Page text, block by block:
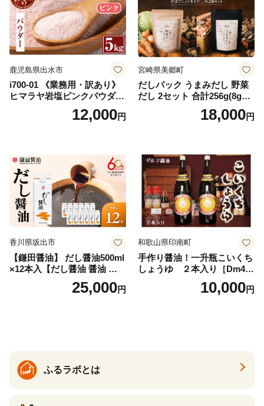
鹿児島県出水市
i700-01 《業務用・訳あり》
ヒマラヤ岩塩ピンクパウダー
タイプ(5kg) 岩塩 塩 調味料
しお 保存料不使用 天然 パウ
ティースマイル】
12,000円
宮崎県美郷町
だしパック うまみだし 野菜
だし 2セット 合計256g(8g×8
パック×2種×2セット) [岡田商
店 宮崎県 美郷町 31ac0069]
18,000円
香川県坂出市
【鎌田醤油】 だし醤油500ml
×12本入【だし醤油 醤油 人気
おすすめ 人気だし醤油 出汁
25,000円
和歌山県印南町
手作り醤油！一升瓶こいくち
しょうゆ ２本入り［Dm4］
｜手作り 醤油 和歌山県 印南
町 一升瓶 こいくちしょうゆ
10,000円
ふるラボとは